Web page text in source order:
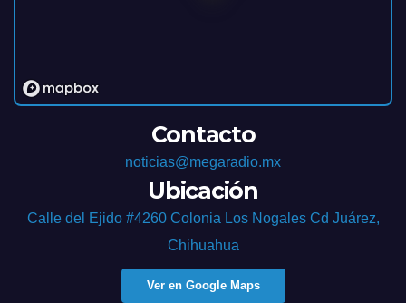
Contacto
noticias@megaradio.mx
Ubicación
Calle del Ejido #4260 Colonia Los Nogales Cd Juárez,
Chihuahua
Ver en Google Maps